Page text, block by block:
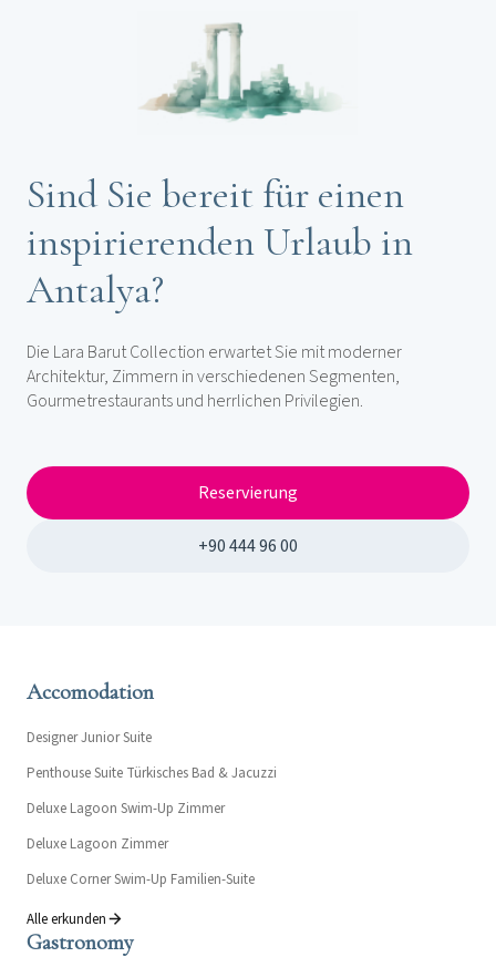
Sind Sie bereit für einen
inspirierenden Urlaub in
Antalya?
Die Lara Barut Collection erwartet Sie mit moderner
Architektur, Zimmern in verschiedenen Segmenten,
Gourmetrestaurants und herrlichen Privilegien.
Reservierung
+90 444 96 00
Accomodation
Designer Junior Suite
Penthouse Suite Türkisches Bad & Jacuzzi
Deluxe Lagoon Swim-Up Zimmer
Deluxe Lagoon Zimmer
Deluxe Corner Swim-Up Familien-Suite
Alle erkunden
Gastronomy